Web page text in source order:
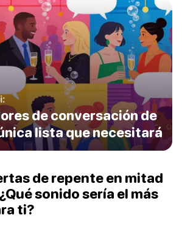
de conversación de
lista que necesitará
de repente en mitad
sonido sería el más
ti?